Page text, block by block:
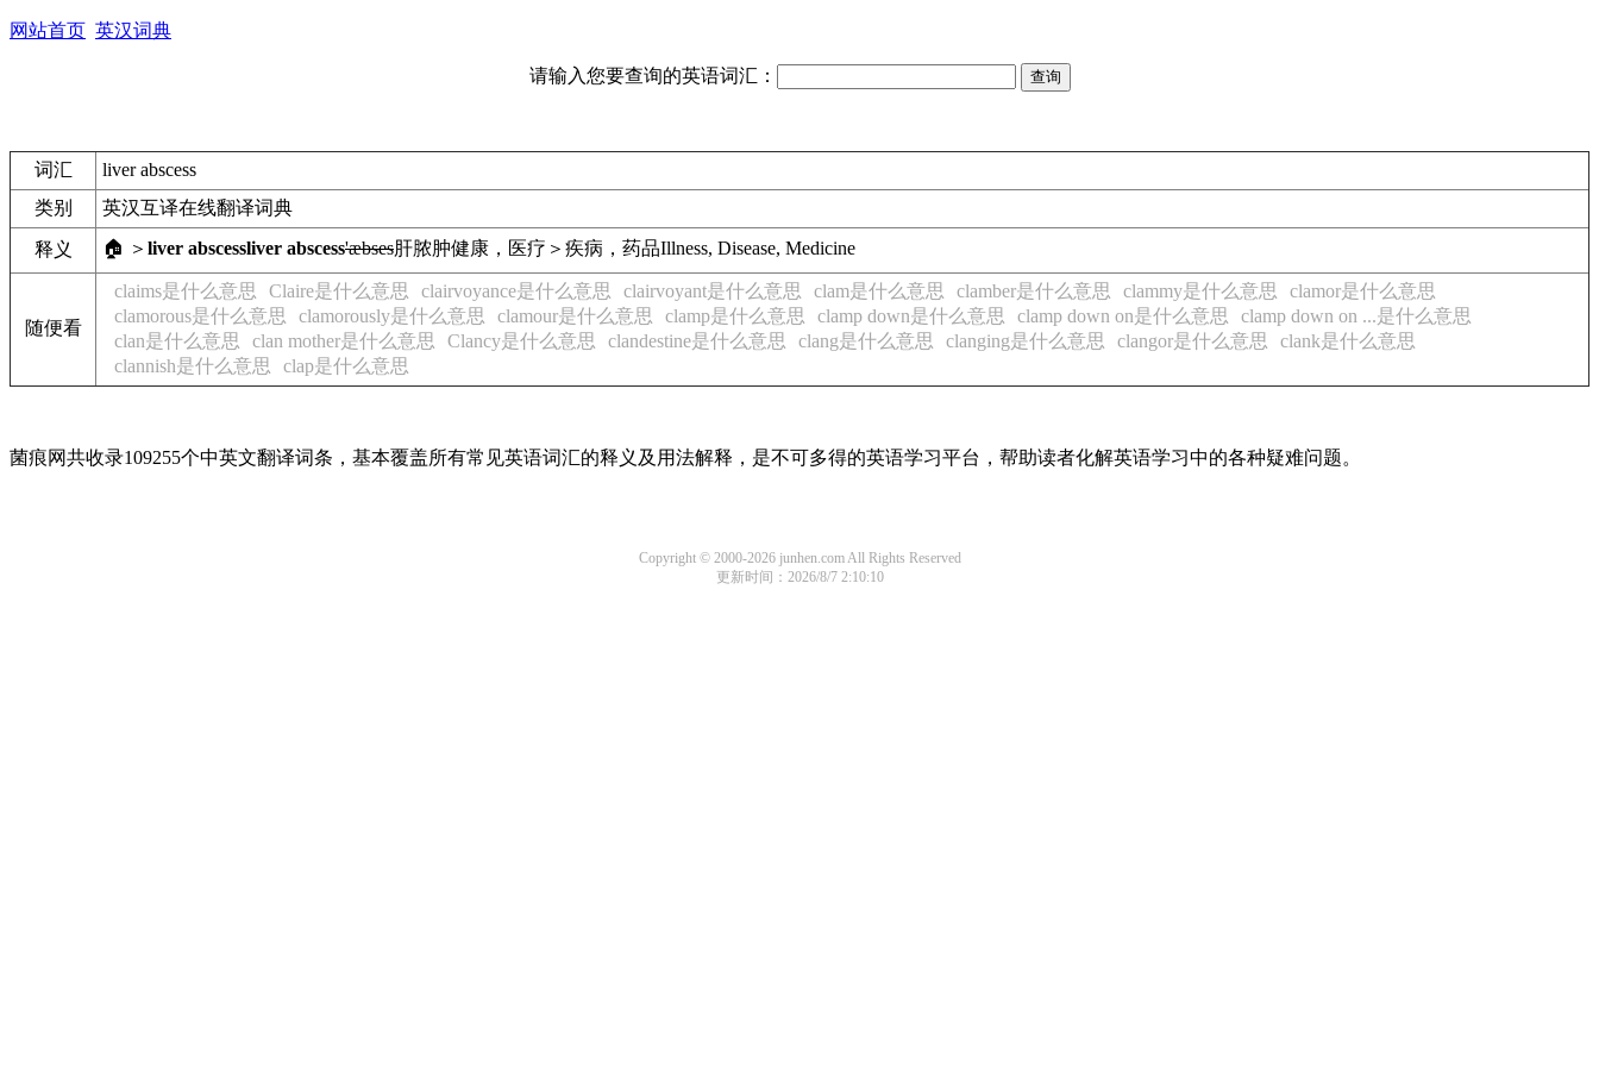
网站首页 英汉词典
请输入您要查询的英语词汇：
词汇
liver abscess
类别
英汉互译在线翻译词典
释义 🏠 ＞ liver abscessliver abscess'æbses肝脓肿健康，医疗＞疾病，药品Illness, Disease, Medicine
随便看
claims是什么意思 Claire是什么意思 clairvoyance是什么意思 clairvoyant是什么意思 clam是什么意思 clamber是什么意思 clammy是什么意思
clamor是什么意思
clamorous是什么意思
clamorously是什么意思 clamour是什么意思 clamp是什么意思 clamp down是什么意思 clamp down on是什么意思
clamp down on ...是什么意思
clan是什么意思
clan mother是什么意思 Clancy是什么意思 clandestine是什么意思 clang是什么意思 clanging是什么意思 clangor是什么意思
clank是什么意思
clannish是什么意思
clap是什么意思
菌痕网共收录109255个中英文翻译词条，基本覆盖所有常见英语词汇的释义及用法解释，是不可多得的英语学习平台，帮助读者化解英语学习中的各种疑难问题。
Copyright © 2000-2026 junhen.com All Rights Reserved
更新时间：2026/8/7 2:10:10